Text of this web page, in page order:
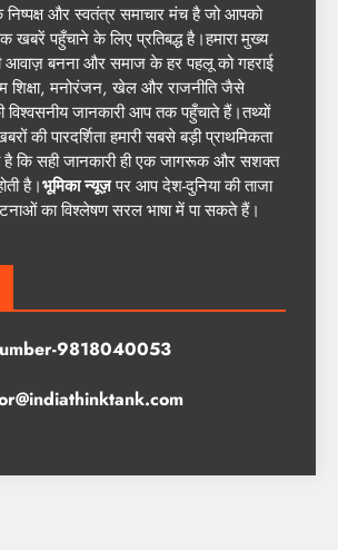
और स्वतंत्र समाचार मंच है जो आपको
खबरें पहुँचाने के लिए प्रतिबद्ध है।हमारा मुख्य
आवाज़ बनना और समाज के हर पहलू को गहराई
शिक्षा, मनोरंजन, खेल और राजनीति जैसे
विश्वसनीय जानकारी आप तक पहुँचाते हैं।तथ्यों
की पारदर्शिता हमारी सबसे बड़ी प्राथमिकता
है कि सही जानकारी ही एक जागरूक और सशक्त
है।भूमिका न्यूज़पर आप देश-दुनिया की ताजा
का विश्लेषण सरल भाषा में पा सकते हैं।
9818040053